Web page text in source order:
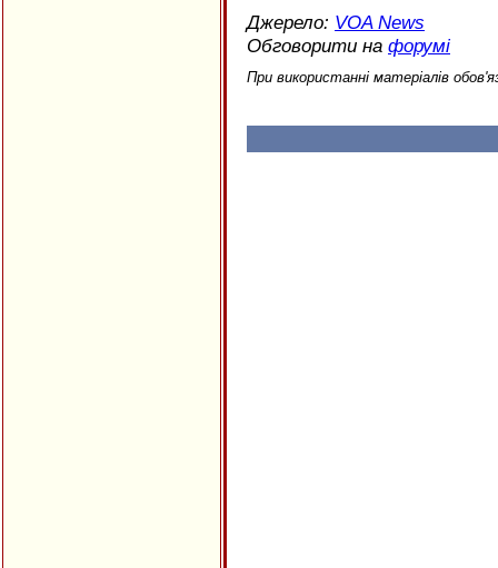
Джерело: VOANews
Обговорити на форумі
При використанні матеріалів